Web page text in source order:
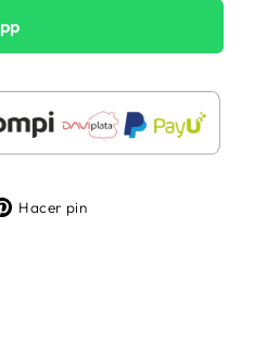
Hacer pin